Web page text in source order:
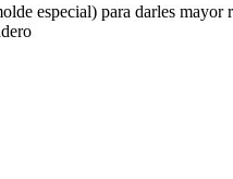
especial) para darles mayor